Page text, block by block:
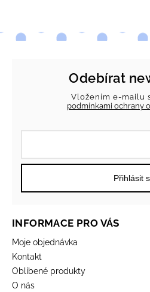
Odebírat
Vložením e-mailu
podmínkami ochrany
Přihlásit
INFORMACE PRO VÁS
Moje objednávka
Kontakt
Oblíbené produkty
O nás